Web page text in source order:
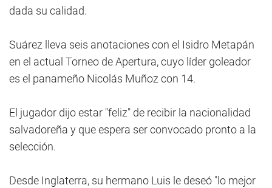
dada su calidad.
Suárez lleva seis anotaciones con el Isidro Metapán
en el actual Torneo de Apertura, cuyo líder goleador
es el panameño Nicolás Muñoz con 14.
El jugador dijo estar "feliz" de recibir la nacionalidad
salvadoreña y que espera ser convocado pronto a la
selección.
Desde Inglaterra, su hermano Luis le deseó "lo mejor